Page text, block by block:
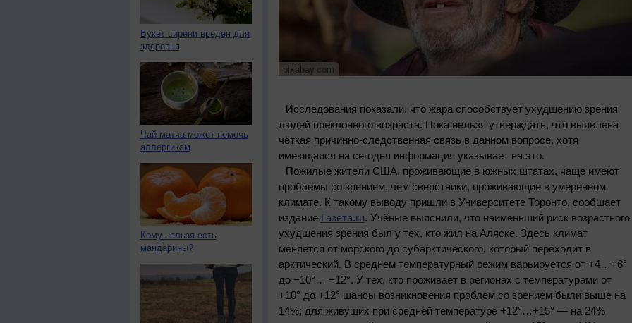
Букет сирени вреден для
здоровья
Чай матча может помочь
аллергикам
Кому нельзя есть
мандарины?
pixabay.com
Исследования показали, что жара способствует ухудшению зрения
людей преклонного возраста. Пока нельзя утверждать, что выявлена
чёткая причинно-следственная связь в данном вопросе, хотя
имеющаяся на сегодня информация указывает на это.
Пожилые жители США, проживающие в южных штатах, чаще имеют
проблемы со зрением, чем сверстники, проживающие в умеренном
климате. К такому выводу пришли в Университете Торонто, сообщает
издание Газета.ru. Учёные выяснили, что наименьший риск возрастного
ухудшения зрения был у тех, кто жил на Аляске. Здесь климат
меняется от морского до субарктического, который переходит в
арктический. В среднем температурный режим варьируется от +4…+6°
до −10°… −12°. У тех, кто проживает в регионах с температурами от
+10° до +12° шансы возникновения проблем со зрением были выше на
14%; для живущих при средней температуре +12°…+15° — на 24%